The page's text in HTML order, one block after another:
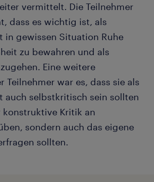
vermittelt. Die Teilnehmer
dass es wichtig ist, als
in gewissen Situation Ruhe
zu bewahren und als
Eine weitere
Teilnehmer war es, dass sie als
auch selbstkritisch sein sollten
Kritik an
sondern auch das eigene
sollten.